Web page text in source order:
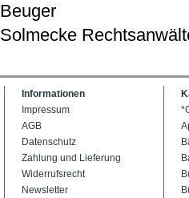
Beuger
Solmecke
Informationen
Impressum
AGB
Datenschutz
Zahlung und Lieferung
Widerrufsrecht
Newsletter